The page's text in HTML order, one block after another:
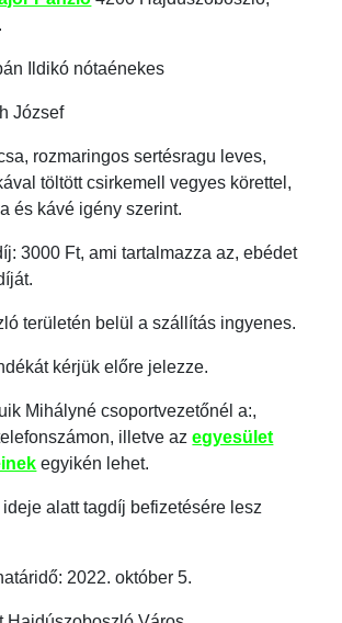
Ildikó nótaénekes
József
rozmaringos sertésragu leves,
töltött csirkemell vegyes körettel,
és kávé igény szerint.
3000 Ft, ami tartalmazza az, ebédet
területén belül a szállítás ingyenes.
kérjük előre jelezze.
Mihályné csoportvezetőnél a:,
illetve azegyesület
egyikén lehet.
alatt tagdíj befizetésére lesz
2022. október 5.